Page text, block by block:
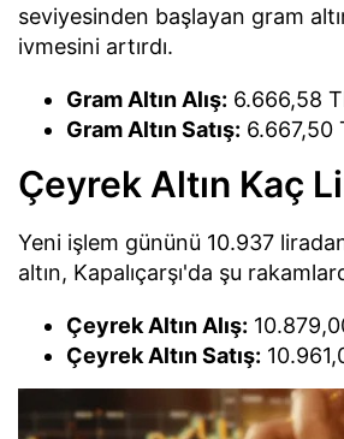
seviyesinden başlayan gram
ivmesini artırdı.
Gram Altın Alış: 6.666,58
Gram Altın Satış: 6.667,50
Çeyrek Altın Kaç
Yeni işlem gününü 10.937
altın, Kapalıçarşı'da şu
Çeyrek Altın Alış:
Çeyrek Altın Satış: